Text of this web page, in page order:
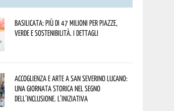
Basilicata: più di 47 milioni per piazze,
verde e sostenibilità. I dettagli
Accoglienza e arte a San Severino Lucano:
una giornata storica nel segno
dell’inclusione. L’iniziativa